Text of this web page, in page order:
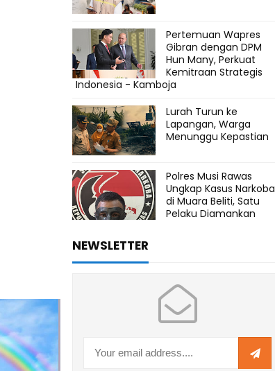
Pertemuan Wapres
Gibran dengan DPM
Hun Many, Perkuat
Kemitraan Strategis
Indonesia - Kamboja
Lurah Turun ke
Lapangan, Warga
Menunggu Kepastian
Polres Musi Rawas
Ungkap Kasus Narkoba
di Muara Beliti, Satu
Pelaku Diamankan
NEWSLETTER